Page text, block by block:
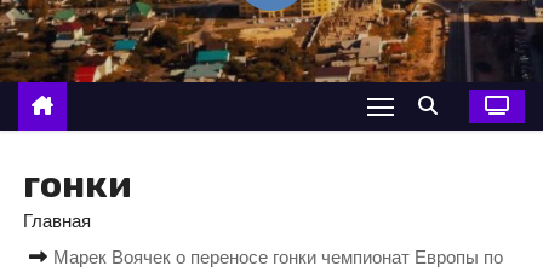
о
м
у
гонки
Главная
Марек Воячек о переносе гонки чемпионат Европы по